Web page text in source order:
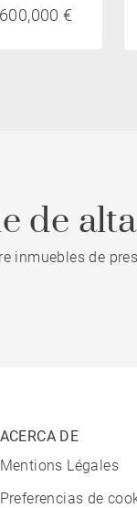
€
de
inmuebles de
ACERCA DE
Mentions Légales
Preferencias de